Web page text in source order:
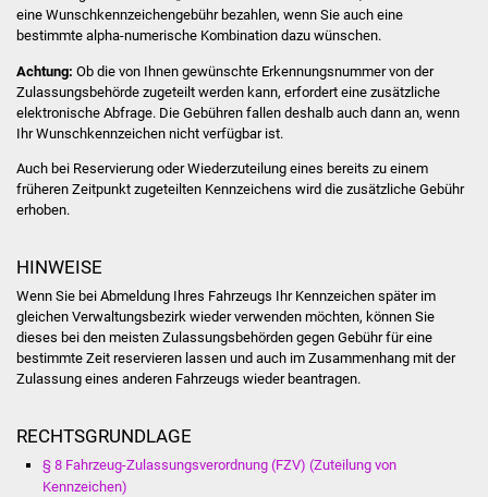
NETZMonitor
Ärzte und Apotheken
Pflege von Angehörigen
ÖPNV
Bürgerbus (MOBS)
eine Wunschkennzeichengebühr bezahlen, wenn Sie auch eine
bestimmte alpha-numerische Kombination dazu wünschen.
Achtung: Ob die von Ihnen gewünschte Erkennungsnummer von der
Zulassungsbehörde zugeteilt werden kann, erfordert eine zusätzliche
elektronische Abfrage. Die Gebühren fallen deshalb auch dann an, wenn
Ihr Wunschkennzeichen nicht verfügbar ist.
Auch bei Reservierung oder Wiederzuteilung eines bereits zu einem
früheren Zeitpunkt zugeteilten Kennzeichens wird die zusätzliche Gebühr
erhoben.
HINWEISE
Wenn Sie bei Abmeldung Ihres Fahrzeugs Ihr Kennzeichen später im
gleichen Verwaltungsbezirk wieder verwenden möchten, können Sie
dieses bei den meisten Zulassungsbehörden gegen Gebühr für eine
bestimmte Zeit reservieren lassen und auch im Zusammenhang mit der
Zulassung eines anderen Fahrzeugs wieder beantragen.
RECHTSGRUNDLAGE
§ 8 Fahrzeug-Zulassungsverordnung (FZV) (Zuteilung von
Kennzeichen)